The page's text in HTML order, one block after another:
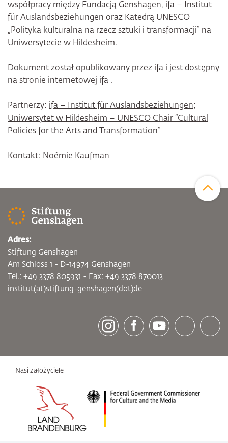
współpracy między Fundacją Genshagen, ifa – Institut
für Auslandsbeziehungen oraz Katedrą UNESCO
„Polityka kulturalna na rzecz sztuki i transformacji” na
Uniwersytecie w Hildesheim.
Dokument został opublikowany przez ifa i jest dostępny
na stronie internetowej ifa .
Partnerzy: ifa – Institut für Auslandsbeziehungen;
Uniwersytet w Hildesheim – UNESCO Chair “Cultural
Policies for the Arts and Transformation”
Kontakt: Noémie Kaufman
[socialLinksTitle]
Adres:
Stiftung Genshagen
Am Schloss 1 - D-14974 Genshagen
Tel.: +49 3378 805931 - Fax: +49 3378 870013
institut(at)stiftung-genshagen(dot)de
Nasi założyciele